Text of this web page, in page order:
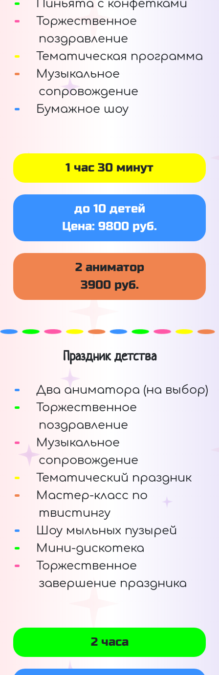
Пиньята с конфетками
Торжественное
поздравление
Тематическая программа
Музыкальное
сопровождение
Бумажное шоу
1 час 30 минут
до 10 детей
Цена: 9800 руб.
2 аниматор
3900 руб.
Праздник детства
Два аниматора (на выбор)
Торжественное
поздравление
Музыкальное
сопровождение
Тематический праздник
Мастер-класс по
твистингу
Шоу мыльных пузырей
Мини-дискотека
Торжественное
завершение праздника
2 часа